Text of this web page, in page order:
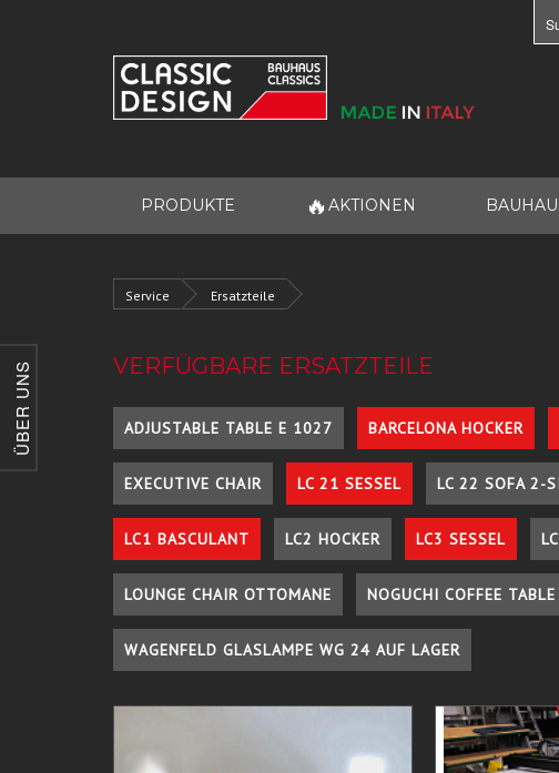
ÜBER UNS
PRODUKTE 🔥 AKTIONEN
Service Ersatzteile
VERFÜGBARE ERSATZTEILE
ADJUSTABLE TABLE E 1027 BARCELONA HOCKER
EXECUTIVE CHAIR LC 21 SESSEL LC 22 SOFA 2-
LC1 BASCULANT LC2 HOCKER LC3 SESSEL
LOUNGE CHAIR OTTOMANE NOGUCHI COFFEE TABLE
WAGENFELD GLASLAMPE WG 24 AUF LAGER